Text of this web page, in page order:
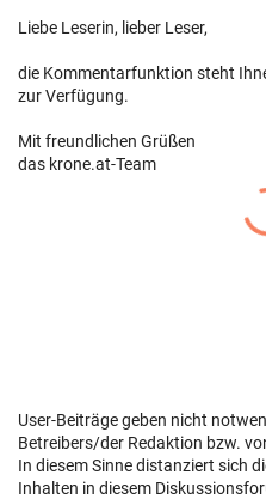
Liebe Leserin, lieber Leser,
die Kommentarfunktion steht
zur Verfügung.
Mit freundlichen Grüßen
das krone.at-Team
User-Beiträge geben nicht
Betreibers/der Redaktion bzw.
In diesem Sinne distanziert sich
Inhalten in diesem